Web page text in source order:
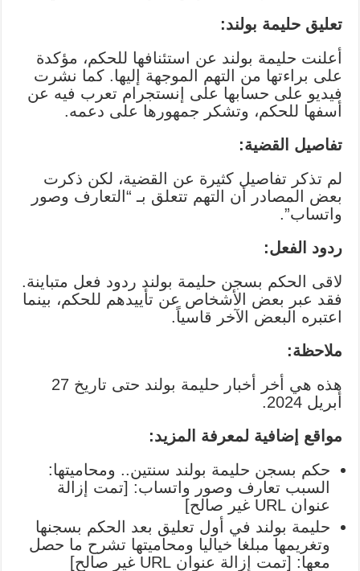
تعليق حليمة بولند:
أعلنت حليمة بولند عن استئنافها للحكم، مؤكدة
على براءتها من التهم الموجهة إليها. كما نشرت
فيديو على حسابها على إنستجرام تعرب فيه عن
أسفها للحكم، وتشكر جمهورها على دعمه.
تفاصيل القضية:
لم تذكر تفاصيل كثيرة عن القضية، لكن ذكرت
بعض المصادر أن التهم تتعلق بـ “التعارف وصور
واتساب”.
ردود الفعل:
لاقى الحكم بسجن حليمة بولند ردود فعل متباينة.
فقد عبر بعض الأشخاص عن تأييدهم للحكم، بينما
اعتبره البعض الآخر قاسياً.
ملاحظة:
هذه هي أخر أخبار حليمة بولند حتى تاريخ 27
أبريل 2024.
مواقع إضافية لمعرفة المزيد:
حكم بسجن حليمة بولند سنتين.. ومحاميتها:
السبب تعارف وصور واتساب: [تمت إزالة
عنوان URL غير صالح]
حليمة بولند في أول تعليق بعد الحكم بسجنها
وتغريمها مبلغا خياليا ومحاميتها تشرح ما حصل
معها: [تمت إزالة عنوان URL غير صالح]